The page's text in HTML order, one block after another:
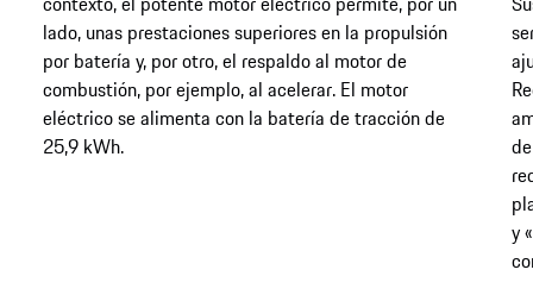
lado, unas prestaciones superiores en la propulsión
por batería y, por otro, el respaldo al motor de
combustión, por ejemplo, al acelerar. El motor
eléctrico se alimenta con la batería de tracción de
25,9 kWh.
y